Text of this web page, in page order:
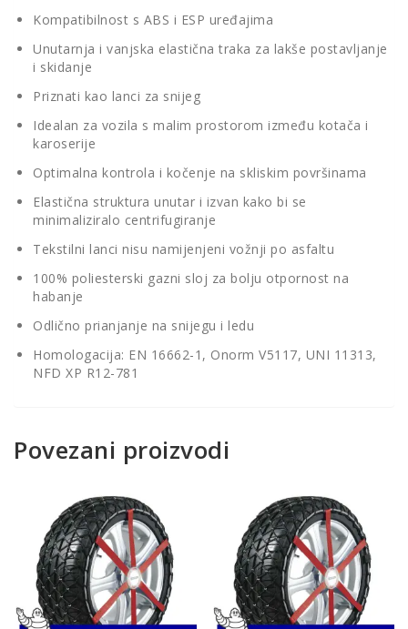
Kompatibilnost s ABS i ESP uređajima
Unutarnja i vanjska elastična traka za lakše postavljanje
i skidanje
Priznati kao lanci za snijeg
Idealan za vozila s malim prostorom između kotača i
karoserije
Optimalna kontrola i kočenje na skliskim površinama
Elastična struktura unutar i izvan kako bi se
minimaliziralo centrifugiranje
Tekstilni lanci nisu namijenjeni vožnji po asfaltu
100% poliesterski gazni sloj za bolju otpornost na
habanje
Odlično prianjanje na snijegu i ledu
Homologacija: EN 16662-1, Onorm V5117, UNI 11313,
NFD XP R12-781
Povezani proizvodi